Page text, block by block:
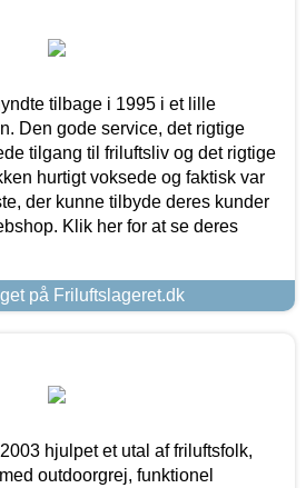
tilbage i 1995 i et lille
Den gode service, det rigtige
tilgang til friluftsliv og det rigtige
hurtigt voksede og faktisk var
der kunne tilbyde deres kunder
Klik her for at se deres
på Friluftslageret.dk
hjulpet et utal af friluftsfolk,
outdoorgrej, funktionel